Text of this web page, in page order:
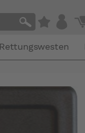
Rettungswesten